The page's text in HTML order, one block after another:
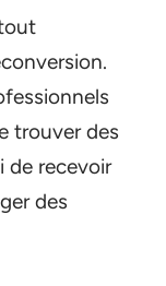
trouver des
de recevoir
des